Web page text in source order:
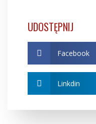
UDOSTĘPNIJ
Facebook
Linkdin